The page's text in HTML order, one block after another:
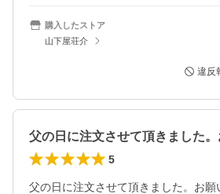
購入したストア
山下屋荘介
違反
5
父の日に注文させて頂きました。お願